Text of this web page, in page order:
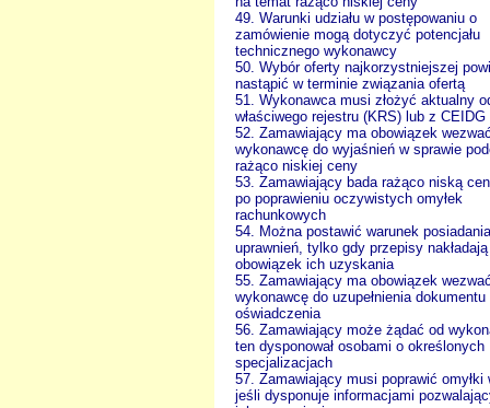
49. Warunki udziału w postępowaniu o
zamówienie mogą dotyczyć potencjału
technicznego wykonawcy
50. Wybór oferty najkorzystniejszej
nastąpić w terminie związania ofertą
51. Wykonawca musi złożyć aktualny
właściwego rejestru (KRS) lub z CEIDG
52. Zamawiający ma obowiązek
wykonawcę do wyjaśnień w sprawie
rażąco niskiej ceny
53. Zamawiający bada rażąco niską
po poprawieniu oczywistych omyłek
rachunkowych
54. Można postawić warunek posiadania
uprawnień, tylko gdy przepisy nakładają
obowiązek ich uzyskania
55. Zamawiający ma obowiązek
wykonawcę do uzupełnienia dokumentu
oświadczenia
56. Zamawiający może żądać od
ten dysponował osobami o określonych
specjalizacjach
57. Zamawiający musi poprawić omyłki
jeśli dysponuje informacjami